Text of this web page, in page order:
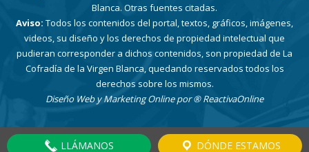
Blanca. Otras fuentes citadas.
Aviso: Todos los contenidos del portal, textos, gráficos, imágenes,
videos, su diseño y los derechos de propiedad intelectual que
pudieran corresponder a dichos contenidos, son propiedad de La
Cofradía de la Virgen Blanca, quedando reservados todos los
derechos sobre los mismos.
Diseño Web y Marketing Online por® ReactivaOnline
LLÁMANOS DÓNDE ESTAMOS